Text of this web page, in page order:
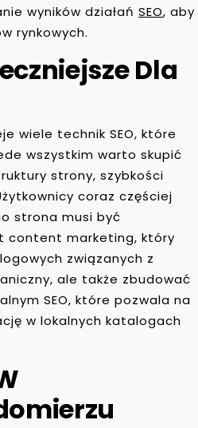
wyników działań SEO, aby
rynkowych.
Dla
wiele technik SEO, które
wszystkim warto skupić
strony, szybkości
coraz częściej
strona musi być
content marketing, który
związanych z
ale także zbudować
SEO, które pozwala na
w lokalnych katalogach